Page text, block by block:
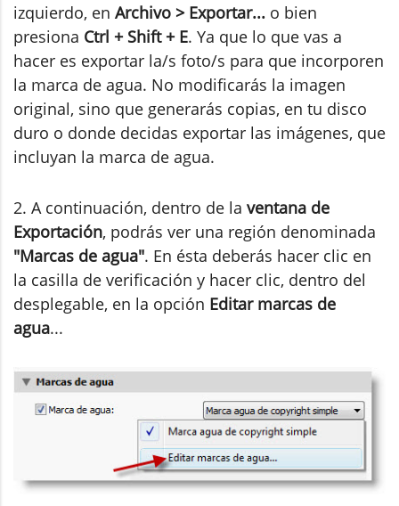
izquierdo, en Archivo > Exportar... o bien
presiona Ctrl + Shift + E. Ya que lo que vas a
hacer es exportar la/s foto/s para que incorporen
la marca de agua. No modificarás la imagen
original, sino que generarás copias, en tu disco
duro o donde decidas exportar las imágenes, que
incluyan la marca de agua.
2. A continuación, dentro de la ventana de
Exportación, podrás ver una región denominada
"Marcas de agua". En ésta deberás hacer clic en
la casilla de verificación y hacer clic, dentro del
desplegable, en la opción Editar marcas de
agua...